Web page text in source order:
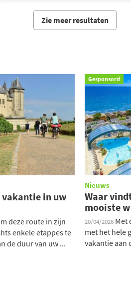
Zie meer resultaten
vakantie in uw
deze route in zijn
enkele etappes te
de duur van uw ...
Gesponsord
Nieuws
Waar
mooiste
20/04/2026 Met
met het hele
vakantie aan